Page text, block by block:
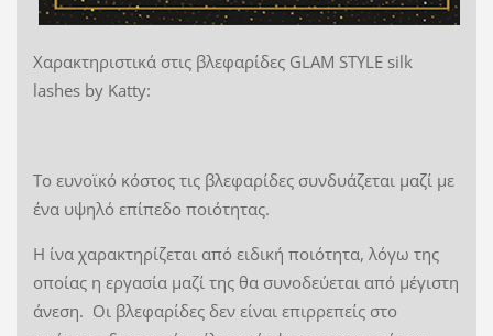
Χαρακτηριστικά στις βλεφαρίδες GLAM STYLE silk
lashes by Katty:
Το ευνοϊκό κόστος τις βλεφαρίδες συνδυάζεται μαζί με
ένα υψηλό επίπεδο ποιότητας.
Η ίνα χαρακτηρίζεται από ειδική ποιότητα, λόγω της
οποίας η εργασία μαζί της θα συνοδεύεται από μέγιστη
άνεση. Οι βλεφαρίδες δεν είναι επιρρεπείς στο